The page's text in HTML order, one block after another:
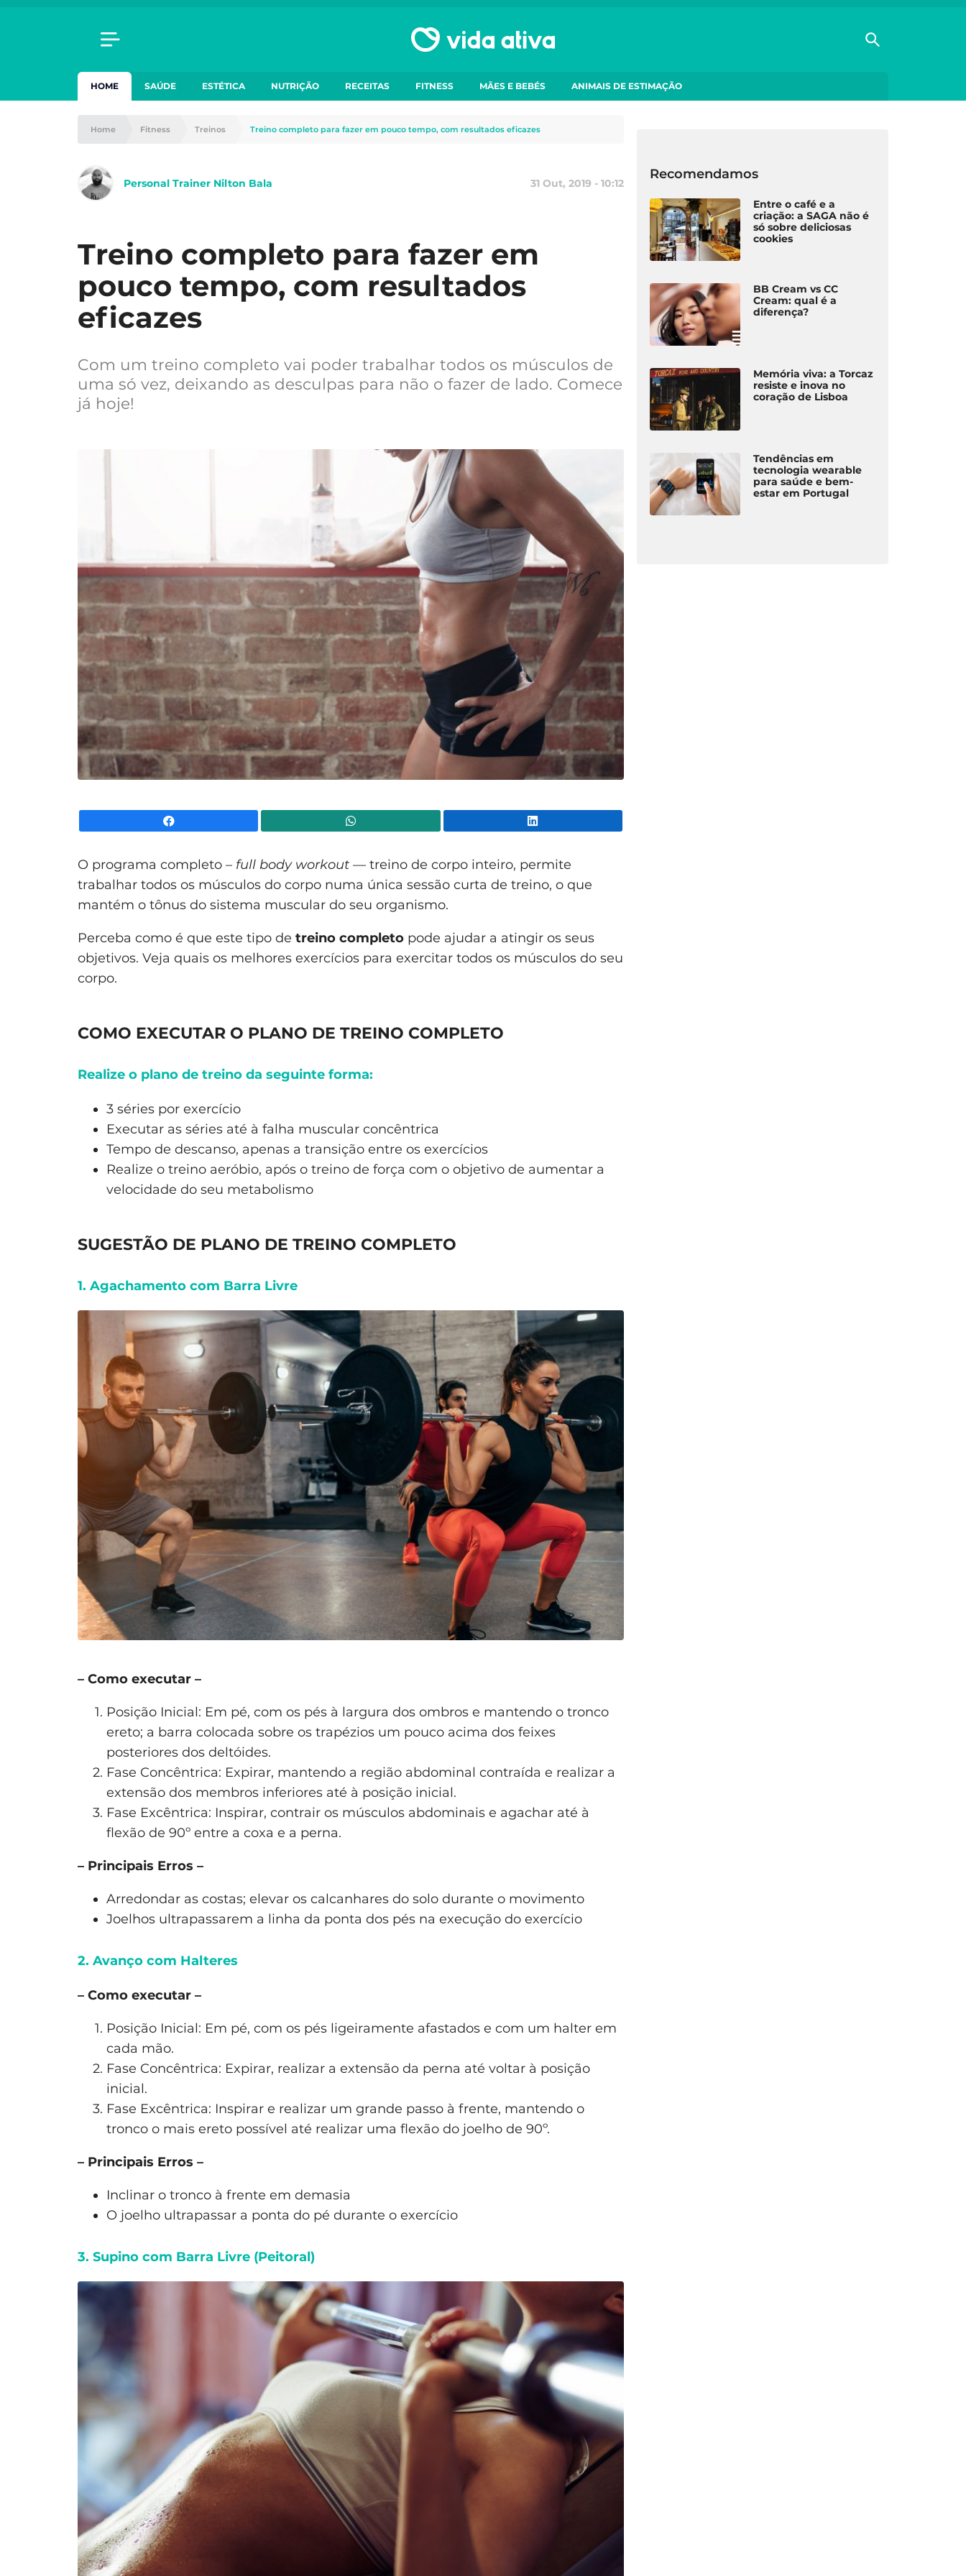
HOME SAÚDE ESTÉTICA NUTRIÇÃO RECEITAS FITNESS MÃES E BEBÉS ANIMAIS DE ESTIMAÇÃO
Home Fitness Treinos Treino completo para fazer em pouco tempo, com resultados eficazes
Personal Trainer Nilton Bala 31 Out, 2019 - 10:12
Treino completo para fazer em
pouco tempo, com resultados
eficazes
Com um treino completo vai poder trabalhar todos os músculos de
uma só vez, deixando as desculpas para não o fazer de lado. Comece
já hoje!
O programa completo – full body workout — treino de corpo inteiro, permite
trabalhar todos os músculos do corpo numa única sessão curta de treino, o que
mantém o tônus do sistema muscular do seu organismo.
Perceba como é que este tipo de treino completo pode ajudar a atingir os seus
objetivos. Veja quais os melhores exercícios para exercitar todos os músculos do seu
corpo.
COMO EXECUTAR O PLANO DE TREINO COMPLETO
Realize o plano de treino da seguinte forma:
3 séries por exercício
Executar as séries até à falha muscular concêntrica
Tempo de descanso, apenas a transição entre os exercícios
Realize o treino aeróbio, após o treino de força com o objetivo de aumentar a
velocidade do seu metabolismo
SUGESTÃO DE PLANO DE TREINO COMPLETO
1. Agachamento com Barra Livre
– Como executar –
Posição Inicial: Em pé, com os pés à largura dos ombros e mantendo o tronco
ereto; a barra colocada sobre os trapézios um pouco acima dos feixes
posteriores dos deltóides.
Fase Concêntrica: Expirar, mantendo a região abdominal contraída e realizar a
extensão dos membros inferiores até à posição inicial.
Fase Excêntrica: Inspirar, contrair os músculos abdominais e agachar até à
flexão de 90º entre a coxa e a perna.
– Principais Erros –
Arredondar as costas; elevar os calcanhares do solo durante o movimento
Joelhos ultrapassarem a linha da ponta dos pés na execução do exercício
2. Avanço com Halteres
– Como executar –
Posição Inicial: Em pé, com os pés ligeiramente afastados e com um halter em
cada mão.
Fase Concêntrica: Expirar, realizar a extensão da perna até voltar à posição
inicial.
Fase Excêntrica: Inspirar e realizar um grande passo à frente, mantendo o
tronco o mais ereto possível até realizar uma flexão do joelho de 90º.
– Principais Erros –
Inclinar o tronco à frente em demasia
O joelho ultrapassar a ponta do pé durante o exercício
3. Supino com Barra Livre (Peitoral)
Recomendamos
Entre o café e a
criação: a SAGA não é
só sobre deliciosas
cookies
BB Cream vs CC
Cream: qual é a
diferença?
Memória viva: a Torcaz
resiste e inova no
coração de Lisboa
Tendências em
tecnologia wearable
para saúde e bem-
estar em Portugal